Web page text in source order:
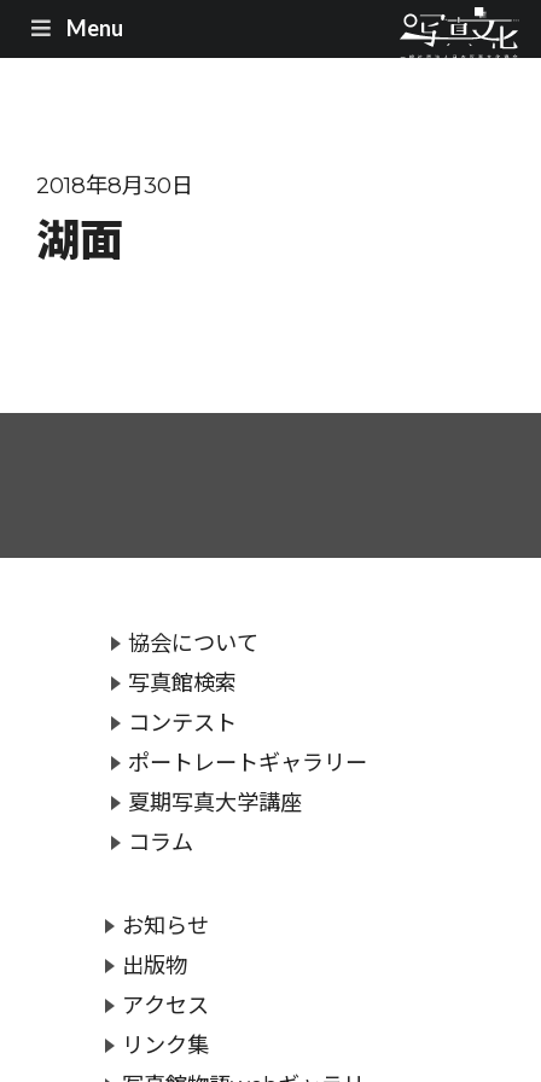
Menu
2018年8月30日
湖面
協会について
写真館検索
コンテスト
ポートレートギャラリー
夏期写真大学講座
コラム
お知らせ
出版物
アクセス
リンク集